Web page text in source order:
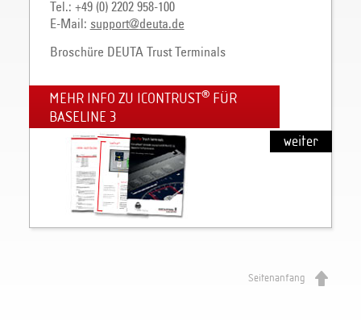
Tel.: +49 (0) 2202 958-100
E-Mail: support@deuta.de
Broschüre DEUTA Trust Terminals
MEHR INFO ZU ICONTRUST®FÜR
BASELINE 3
weiter
Seitenanfang